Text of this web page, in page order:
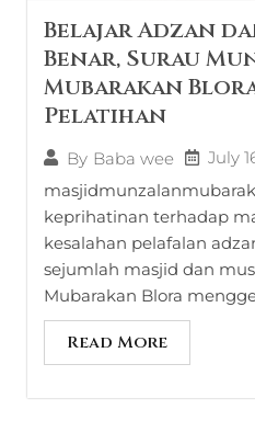
Belajar Adzan
Benar, Surau
Mubarakan
Pelatihan
By Baba wee July
keprihatinan terhadap
kesalahan pelafalan
sejumlah masjid dan
Mubarakan Blora
Read More